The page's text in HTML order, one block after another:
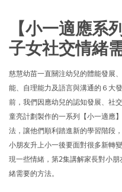
【小一適應系
子女社交情緒
慈慧幼苗一直關注幼兒的體能發展
能、自理能力及語言與溝通的６大
前，我們因應幼兒的認知發展、社
童亮計劃製作的一系列【小一適應
法，讓他們順利踏進新的學習階段，
小朋友升上小一後要面對很多新轉
現一些情緒，第2集講解家長對小
緒需要的方法。